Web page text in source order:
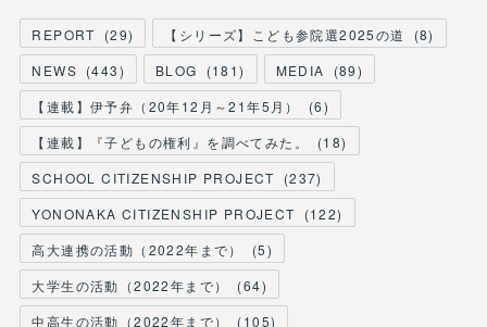
REPORT (29) 【シリーズ】こども参院選2025の道 (8)
NEWS (443) BLOG (181) MEDIA (89)
【連載】伊予弁（20年12月～21年5月）
(6)
【連載】『子どもの権利』を調べてみた。
(18)
SCHOOL CITIZENSHIP PROJECT
(237)
YONONAKA CITIZENSHIP PROJECT
(122)
高大連携の活動（2022年まで）
(5)
大学生の活動（2022年まで）
(64)
中高生の活動（2022年まで）
(105)